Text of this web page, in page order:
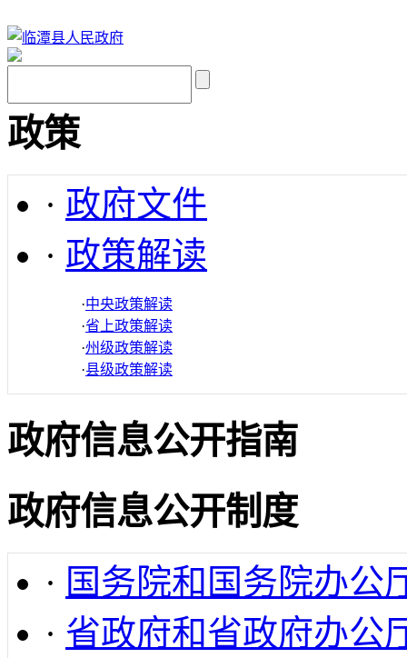
政策
· 政府文件
· 政策解读
·中央政策解读
·省上政策解读
·州级政策解读
·县级政策解读
政府信息公开指南
政府信息公开制度
· 国务院和国务院办公
· 省政府和省政府办公